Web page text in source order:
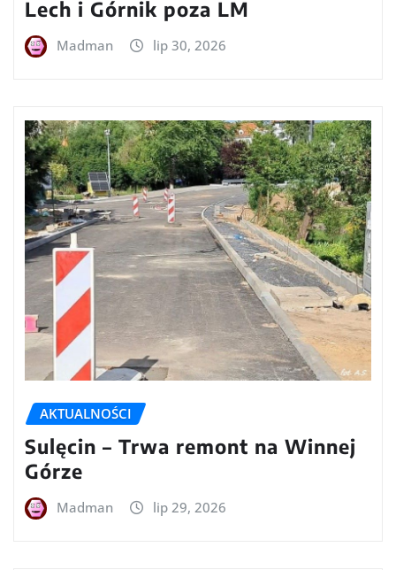
Lech i Górnik poza LM
Madman lip 30, 2026
AKTUALNOŚCI
Sulęcin – Trwa remont na Winnej
Górze
Madman lip 29, 2026